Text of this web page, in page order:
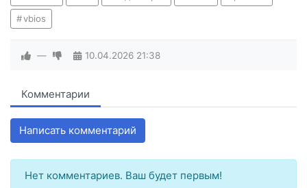
vbios
— 10.04.2026 21:38
Комментарии
Написать комментарий
Нет комментариев. Ваш будет первым!